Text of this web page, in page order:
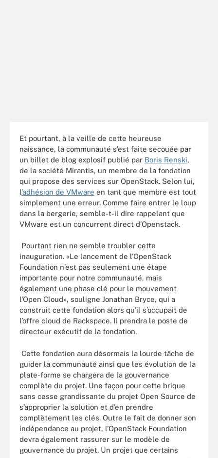
Et pourtant, à la veille de cette heureuse
naissance, la communauté s’est faite secouée par
un billet de blog explosif publié par Boris Renski,
de la société Mirantis, un membre de la fondation
qui propose des services sur OpenStack. Selon lui,
l’adhésion de VMware en tant que membre est tout
simplement une erreur. Comme faire entrer le loup
dans la bergerie, semble-t-il dire rappelant que
VMware est un concurrent direct d’Openstack.
Pourtant rien ne semble troubler cette
inauguration. «Le lancement de l’OpenStack
Foundation n’est pas seulement une étape
importante pour notre communauté, mais
également une phase clé pour le mouvement
l’Open Cloud», souligne Jonathan Bryce, qui a
construit cette fondation alors qu’il s’occupait de
l’offre cloud de Rackspace. Il prendra le poste de
directeur exécutif de la fondation.
Cette fondation aura désormais la lourde tâche de
guider la communauté ainsi que les évolution de la
plate-forme se chargera de la gouvernance
complète du projet. Une façon pour cette brique
sans cesse grandissante du projet Open Source de
s’approprier la solution et d’en prendre
complètement les clés. Outre le fait de donner son
indépendance au projet, l’OpenStack Foundation
devra également rassurer sur le modèle de
gouvernance du projet. Un projet que certains